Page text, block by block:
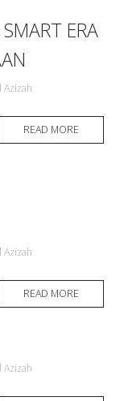
ERA
READ MORE
READ MORE